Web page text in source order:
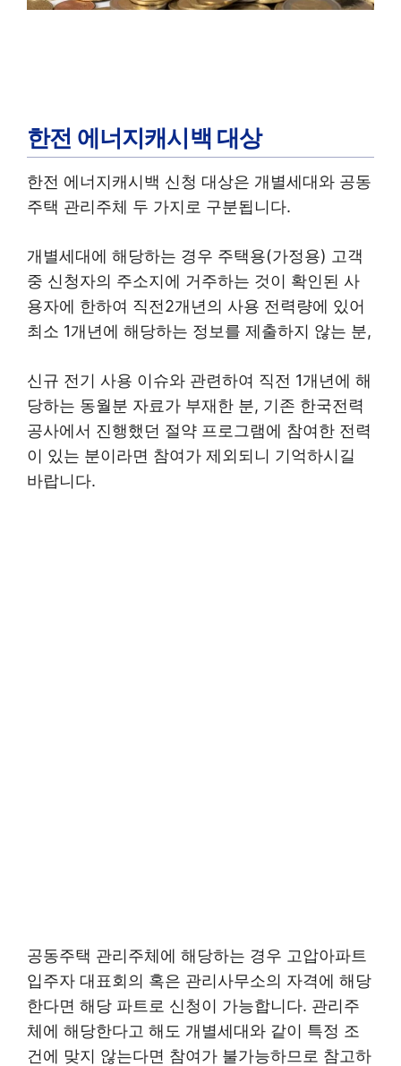
한전 에너지캐시백 대상
한전 에너지캐시백 신청 대상은 개별세대와 공동
주택 관리주체 두 가지로 구분됩니다.
개별세대에 해당하는 경우 주택용(가정용) 고객
중 신청자의 주소지에 거주하는 것이 확인된 사
용자에 한하여 직전2개년의 사용 전력량에 있어
최소 1개년에 해당하는 정보를 제출하지 않는 분,
신규 전기 사용 이슈와 관련하여 직전 1개년에 해
당하는 동월분 자료가 부재한 분, 기존 한국전력
공사에서 진행했던 절약 프로그램에 참여한 전력
이 있는 분이라면 참여가 제외되니 기억하시길
바랍니다.
공동주택 관리주체에 해당하는 경우 고압아파트
입주자 대표회의 혹은 관리사무소의 자격에 해당
한다면 해당 파트로 신청이 가능합니다. 관리주
체에 해당한다고 해도 개별세대와 같이 특정 조
건에 맞지 않는다면 참여가 불가능하므로 참고하